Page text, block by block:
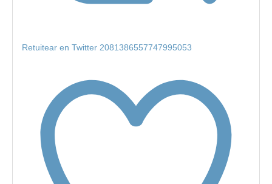
Retuitear en Twitter 2081386557747995053